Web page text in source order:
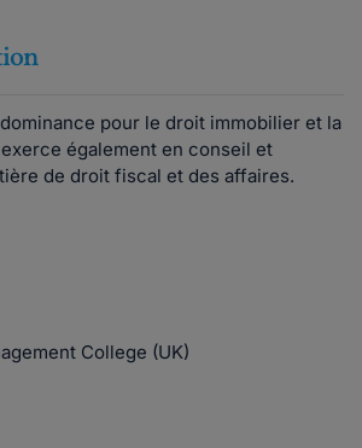
pour le droit immobilier et la
également en conseil et
de droit fiscal et des affaires.
College (UK)